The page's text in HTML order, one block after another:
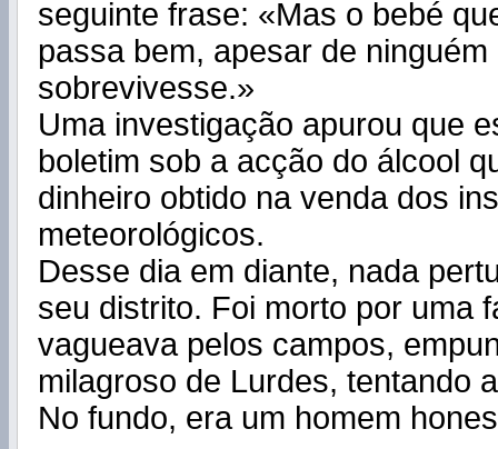
seguinte frase: «Mas o bebé
passa bem, apesar de
sobrevivesse.»
Uma investigação apurou que
boletim sob a acção do álcool
dinheiro obtido na venda dos
meteorológicos.
Desse dia em diante, nada
seu distrito. Foi morto por uma
vagueava pelos campos,
milagroso de Lurdes, tentando
No fundo, era um homem